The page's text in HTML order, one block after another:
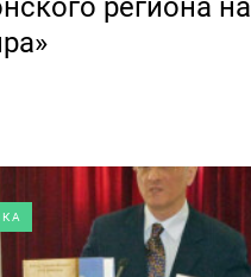
региона на